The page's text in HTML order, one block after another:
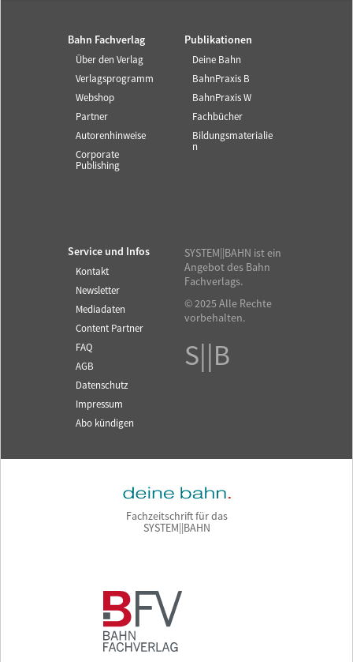
Bahn Fachverlag
Über den Verlag
Verlagsprogramm
Webshop
Partner
Autorenhinweise
Corporate
Publishing
Publikationen
Deine Bahn
BahnPraxis B
BahnPraxis W
Fachbücher
Bildungsmaterialie
n
Service und Infos
Kontakt
Newsletter
Mediadaten
Content Partner
FAQ
AGB
Datenschutz
Impressum
Abo kündigen
SYSTEM||BAHN ist ein
Angebot des Bahn
Fachverlags.
© 2025 Alle Rechte
vorbehalten.
S||B
Fachzeitschrift für das
SYSTEM||BAHN